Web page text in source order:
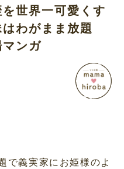
世界一可愛くす
わがまま放題
マンガ
で義実家にお姫様のよ